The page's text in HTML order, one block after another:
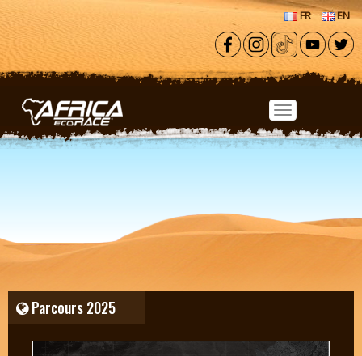
Aller au contenu principal
FR EN
Parcours 2025